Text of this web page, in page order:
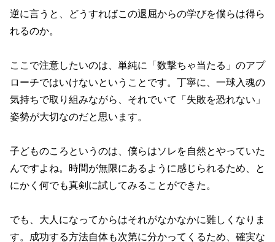
逆に言うと、どうすればこの退屈からの学びを僕らは得ら
れるのか。
ここで注意したいのは、単純に「数撃ちゃ当たる」のアプ
ローチではいけないということです。丁寧に、一球入魂の
気持ちで取り組みながら、それでいて「失敗を恐れない」
姿勢が大切なのだと思います。
子どものころというのは、僕らはソレを自然とやっていた
んですよね。時間が無限にあるように感じられるため、と
にかく何でも真剣に試してみることができた。
でも、大人になってからはそれがなかなかに難しくなりま
す。成功する方法自体も次第に分かってくるため、確実な